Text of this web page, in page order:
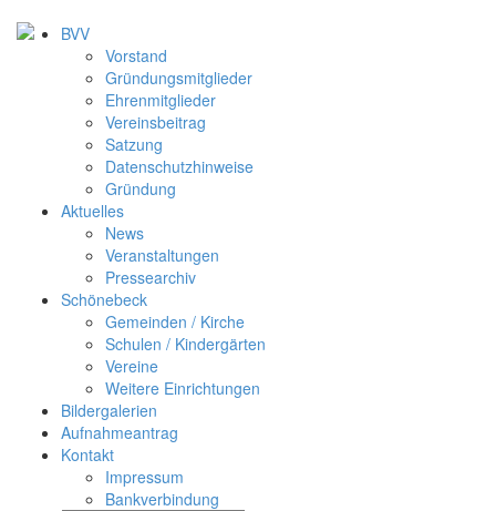
BVV
Vorstand
Gründungsmitglieder
Ehrenmitglieder
Vereinsbeitrag
Satzung
Datenschutzhinweise
Gründung
Aktuelles
News
Veranstaltungen
Pressearchiv
Schönebeck
Gemeinden / Kirche
Schulen / Kindergärten
Vereine
Weitere Einrichtungen
Bildergalerien
Aufnahmeantrag
Kontakt
Impressum
Bankverbindung